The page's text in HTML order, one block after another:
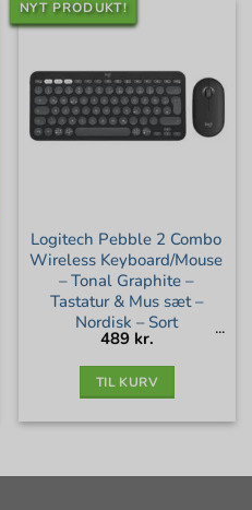
NYT PRODUKT!
Logitech Pebble 2 Combo
Wireless Keyboard/Mouse
– Tonal Graphite –
Tastatur & Mus sæt –
Nordisk – Sort
489 kr.
TIL KURV